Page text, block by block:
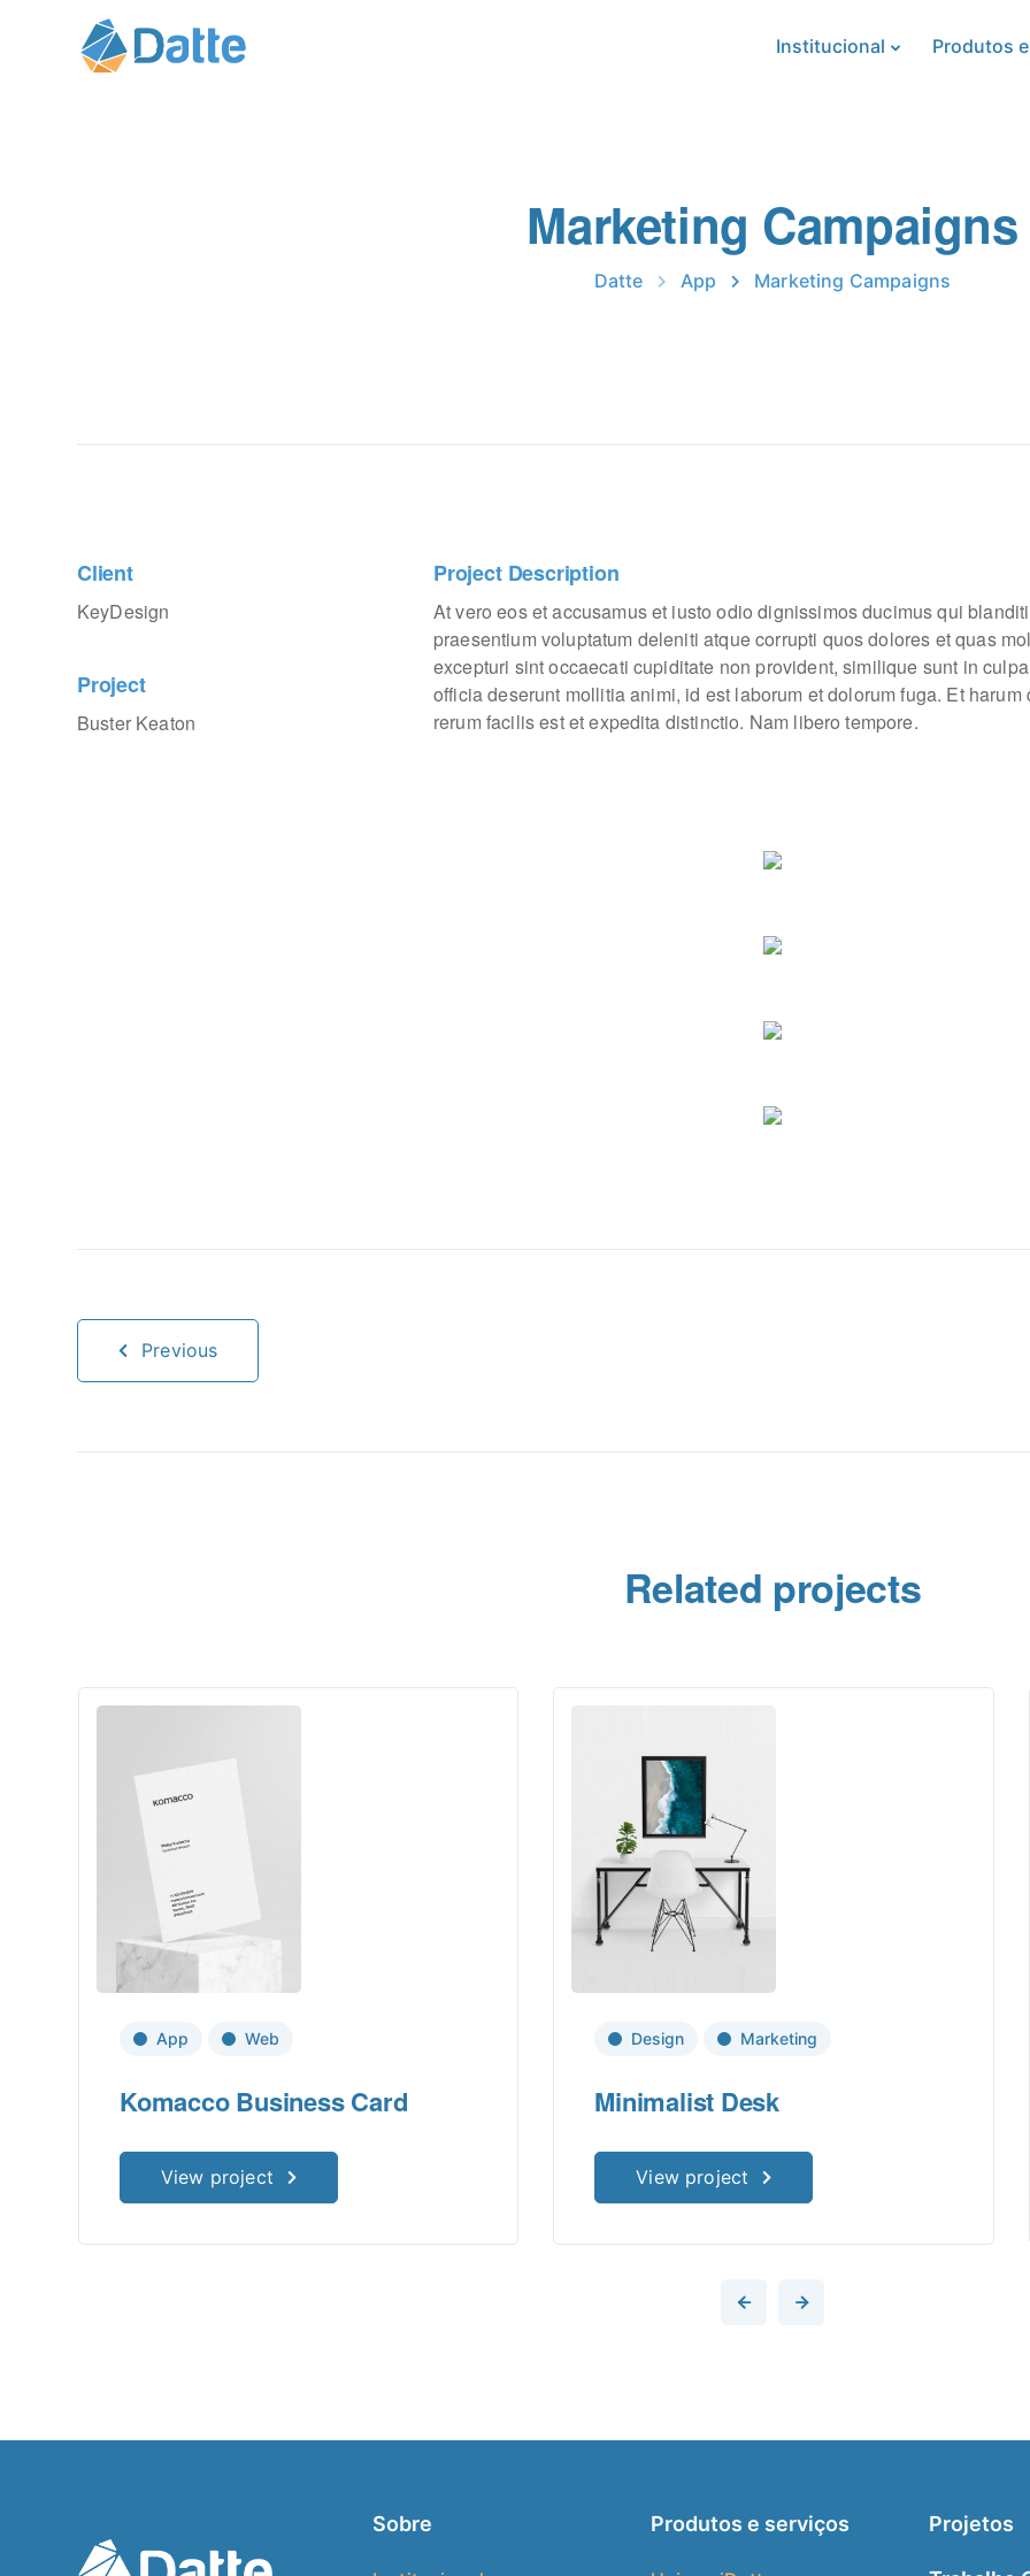
Institucional Produtos
Marketing Campaigns
Datte App Marketing Campaigns
Client
KeyDesign
Project
Buster Keaton
Project Description
At vero eos et accusamus et iusto odio dignissimos ducimus qui
praesentium voluptatum deleniti atque corrupti quos dolores et quas
excepturi sint occaecati cupiditate non provident, similique sunt in
officia deserunt mollitia animi, id est laborum et dolorum fuga. Et harum
rerum facilis est et expedita distinctio. Nam libero tempore.
Previous
Related projects
App Web
Komacco Business Card
View project
Design Marketing
Minimalist Desk
View project
Sobre Produtos e serviços Projetos